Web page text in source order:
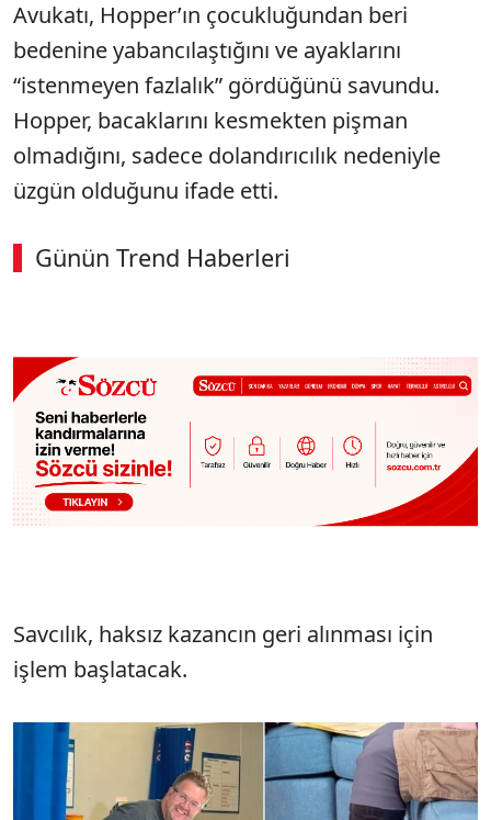
Avukatı, Hopper’ın çocukluğundan beri
bedenine yabancılaştığını ve ayaklarını
“istenmeyen fazlalık” gördüğünü savundu.
Hopper, bacaklarını kesmekten pişman
olmadığını, sadece dolandırıcılık nedeniyle
üzgün olduğunu ifade etti.
Günün Trend Haberleri
Savcılık, haksız kazancın geri alınması için
işlem başlatacak.